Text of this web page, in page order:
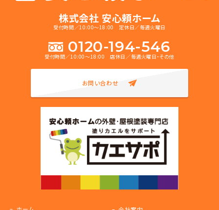
株式会社 安心頼ホーム
受付時間／10:00～18:00 定休日／毎週火曜日
0120-194-546
受付時間／10:00～18:00 店休日／毎週火曜日・その他
お問い合わせ